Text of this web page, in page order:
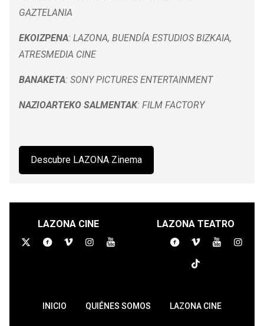
GAZTELANIA
EKOIZPENA: LAZONA, BUENDÍA ESTUDIOS BIZKAIA,
ATRESMEDIA CINE
BANAKETA: SONY PICTURES ENTERTAINMENT
NAZIOARTEKO SALMENTAK: FILM FACTORY
Descubre LAZONA Zinema
LAZONA CINE LAZONA TEATRO
INICIO QUIÉNES SOMOS LAZONA CINE